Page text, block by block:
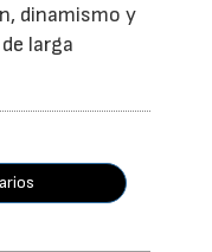
dinamismo y
larga